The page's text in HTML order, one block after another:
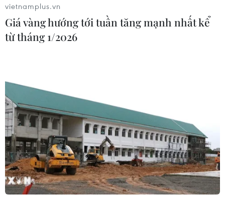
Dịch vụ tin
Liên hệ
cấp ngày 11/9/2008.
Quảng cáo: Phó TBT Nguyễn Thị Tám: 093.5958688, Email:
tamvna@gmail.com
Điện thoại: (024) 39411349 - (024) 39411348, Fax: (024)
39411348
Email:vietnamplus2008@gmail.com
© Bản quyền thuộc về VietnamPlus, TTXVN. Cấm sao chép dưới
mọi hình thức nếu không có sự chấp thuận bằng văn bản.
vietnamplus.vn
Giá vàng hướng tới tuần tăng mạnh nhất kể
từ tháng 1/2026